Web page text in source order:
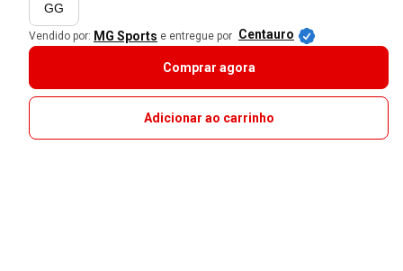
GG
Vendido por: MG Sports e entregue por Centauro
Comprar agora
Adicionar ao carrinho